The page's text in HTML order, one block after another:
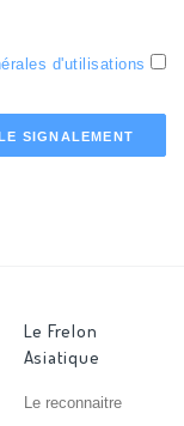
d'utilisations
SIGNALEMENT
Le Frelon
Asiatique
Le reconnaitre